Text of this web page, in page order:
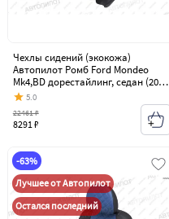
Чехлы сидений (экокожа)
Автопилот Ромб Ford Mondeo
Mk4,BD дорестайлинг, седан (2007-
2010)
5.0
8291 ₽
22461 ₽
-63%
Лучшее от Автопилот
Остался последний